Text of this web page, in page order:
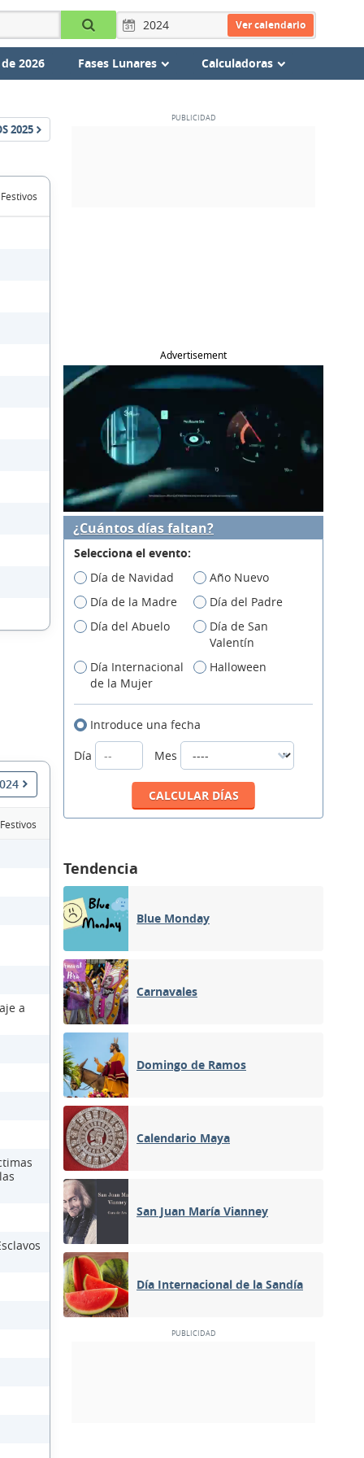
Ver calendario
2026 Fases Lunares Calculadoras
2025
a
Advertisement
¿Cuántos días faltan?
Selecciona el evento:
Día de Navidad
Año Nuevo
Día de la Madre
Día del Padre
Día del Abuelo
Día de San
Valentín
Día Internacional
de la Mujer
Halloween
Introduce una fecha
Día
Mes
Tendencia
Blue Monday
Carnavales
Domingo de Ramos
Calendario Maya
San Juan María Vianney
Día Internacional de la Sandía